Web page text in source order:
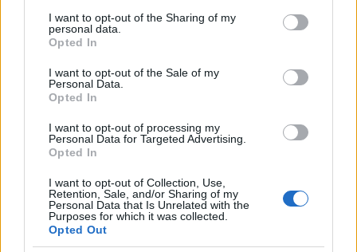
not limited to your visit or usage behaviour. You may click to
grant or deny consent to Google and its third-party tags to
use your data for below specified purposes in below Google
consent section.
I want to opt-out of the Sharing of my
personal data.
Opted In
I want to opt-out of the Sale of my
Personal Data.
Opted In
I want to opt-out of processing my
Personal Data for Targeted Advertising.
Opted In
I want to opt-out of Collection, Use,
Retention, Sale, and/or Sharing of my
Personal Data that Is Unrelated with the
Purposes for which it was collected.
Opted Out
Médiatörténeti kuriózum, "élő nem
közvetítés" az M1-en
A hozzászóláshoz be kell lépned!